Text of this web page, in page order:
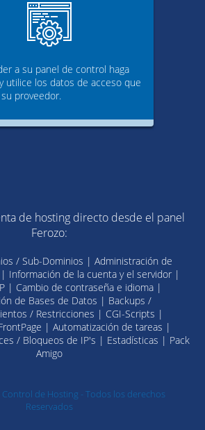
a su panel de control haga
utilice los datos de acceso que
proveedor.
de hosting directo desde el panel
Ferozo:
/ Sub-Dominios | Administración de
Información de la cuenta y el servidor |
| Cambio de contraseña e idioma |
de Bases de Datos | Backups /
/ Restricciones | CGI-Scripts |
| Automatización de tareas |
/ Bloqueos de IP's | Estadísticas | Pack
Amigo
de Hosting - Todos los derechos
Reservados